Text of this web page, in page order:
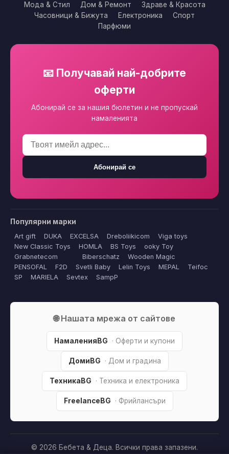
Мода & Стил Дом & Ремонт
Здраве & Красота
Часовници & Бижута
Електроника
Спорт
Парфюми
📧 Получавай най-добрите
оферти
Абонирай се за нашия бюлетин и не пропускай
намаленията
Абонирай се
Популярни марки
Art gift DUKA EXCELSA Dreboliikicom
Viga toys
New Classic Toys
HOMLA BS Toys
ooky Toy
Grabnetecom
Biberschatz
Wooden Magic
PENSOFAL
F2D Svetli Baby Lelin Toys MEPAL
Teifoc
SP
MARIELA Sevtex SampP
🌐 Нашата мрежа от сайтове
НамаленияBG · Оферти и купони
ДомиBG · Дом и градина
ТехникаBG · Техника и електроника
FreelanceBG · Фрийлансъри
© 2026 Бебета & Деца. Всички права запазени.